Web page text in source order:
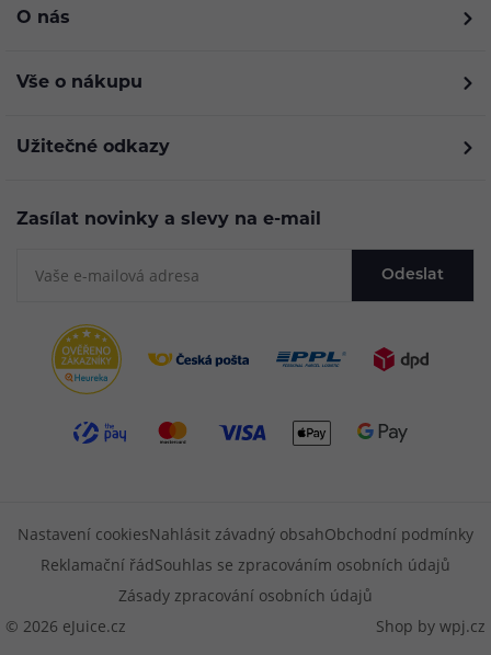
O nás
Vše o nákupu
Užitečné odkazy
Zasílat novinky a slevy na e-mail
Odeslat
© 2026 eJuice.cz
Nastavení cookiesNahlásit závadný obsahObchodní podmínky
Reklamační řádSouhlas se zpracováním osobních údajů
Zásady zpracování osobních údajů
Shop by wpj.cz